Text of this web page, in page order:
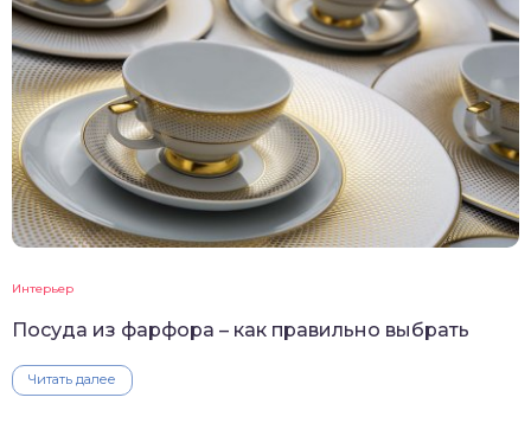
Интерьер
Посуда из фарфора – как правильно выбрать
Читать далее